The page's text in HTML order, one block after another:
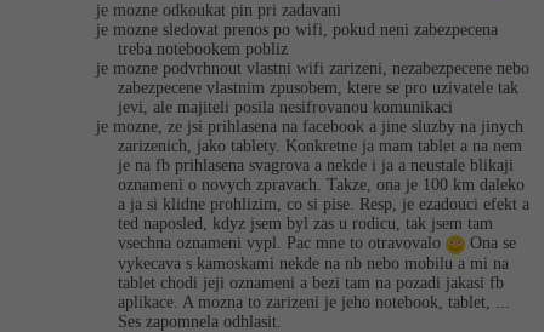
je mozne odkoukat pin pri zadavani
je mozne sledovat prenos po wifi, pokud neni zabezpecena
treba notebookem pobliz
je mozne podvrhnout vlastni wifi zarizeni, nezabezpecene nebo
zabezpecene vlastnim zpusobem, ktere se pro uzivatele tak
jevi, ale majiteli posila nesifrovanou komunikaci
je mozne, ze jsi prihlasena na facebook a jine sluzby na jinych
zarizenich, jako tablety. Konkretne ja mam tablet a na nem
je na fb prihlasena svagrova a nekde i ja a neustale blikaji
oznameni o novych zpravach. Takze, ona je 100 km daleko
a ja si klidne prohlizim, co si pise. Resp, je ezadouci efekt a
ted naposled, kdyz jsem byl zas u rodicu, tak jsem tam
vsechna oznameni vypl. Pac mne to otravovalo
Ona se
vykecava s kamoskami nekde na nb nebo mobilu a mi na
tablet chodi jeji oznameni a bezi tam na pozadi jakasi fb
aplikace. A mozna to zarizeni je jeho notebook, tablet, ...
Ses zapomnela odhlasit.